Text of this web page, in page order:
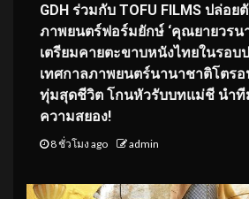
GDH ร่วมกับ TOFU FILMS ปล่อย
ภาพยนตร์ฟอร์มยักษ์ ‘คุณยายวรนา
เตรียมคายตะขาบหนังไทยในรอ
เทศกาลภาพยนตร์นานาชาติโตรอ
ทุ่มสุดชีวิต โกนหัวรับบทแม่ชี นำ
ความสยอง!
8 ชั่วโมง ago admin